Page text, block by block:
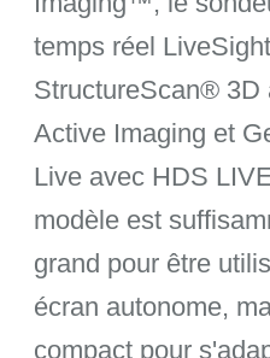
temps réel
StructureScan® 3D
Active Imaging et
Live avec HDS
modèle est
grand pour être
écran autonome,
compact pour